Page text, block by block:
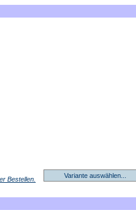
Bestellen.
Variante auswählen...